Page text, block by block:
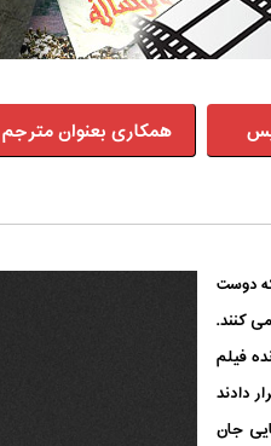
همکاری بعنوان مترجم
دوست
کنند.
فیلم
قرار دادند
جان